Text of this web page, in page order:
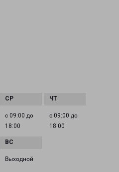
с 09:00 до
18:00
с 09:00 до
18:00
Выходной